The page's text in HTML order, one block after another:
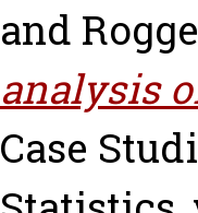
and
analysis
Case